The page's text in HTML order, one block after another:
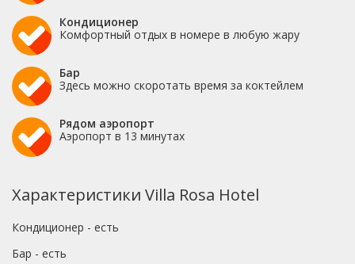
Кондиционер
Комфортный отдых в номере в любую жару
Бар
Здесь можно скоротать время за коктейлем
Рядом аэропорт
Аэропорт в 13 минутах
Характеристики Villa Rosa Hotel
Кондиционер - есть
Бар - есть